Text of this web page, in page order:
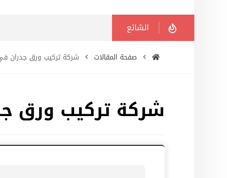
الشائع
صفحة المقالات شركة تركيب ورق جدران
شركة تركيب ورق